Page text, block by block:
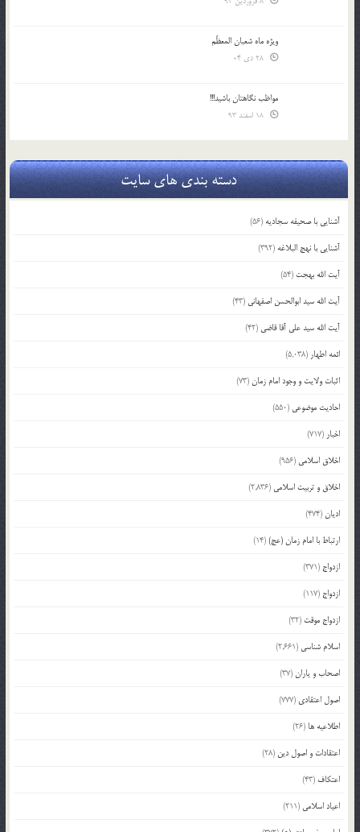
ویژه ماه شعبان المعظّم
مواظب نگاهتان باشید!!!
دسته بندی های سایت
آشنایی با صحیفه سجادیه (56)
آشنایی با نهج البلاغه (392)
آیت الله بهجت (54)
آیت الله سید ابوالحسن اصفهانی (43)
آیت الله سید علی آقا قاضی (42)
ائمه اطهار (5,038)
اثبات ولایت و وجود امام زمان (73)
احادیث موضوعی (550)
اخبار (717)
اخلاق اسلامی (956)
اخلاق و تربیت اسلامی (2,836)
ادیان (474)
ارتباط با امام زمان (عج)(14)
ازدواج (371)
ازدواج (117)
ازدواج موقت (32)
اسلام شناسی (2,661)
اصحاب و یاران (37)
اصول اعتقادی (777)
اطلاعیه ها (26)
اعتقادات و اصول دین (28)
اعتکاف (43)
اعیاد اسلامی (211)